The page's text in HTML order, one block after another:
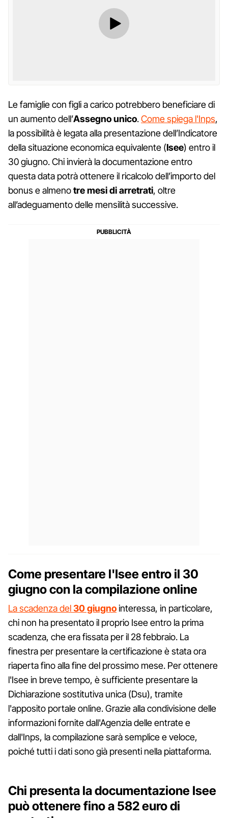
Le famiglie con figli a carico potrebbero beneficiare di
un aumento dell’Assegno unico.Come spiega l'Inps,
la possibilità è legata alla presentazione dell’Indicatore
della situazione economica equivalente (Isee) entro il
30 giugno. Chi invierà la documentazione entro
questa data potrà ottenere il ricalcolo dell’importo del
bonus e almenotre mesi di arretrati, oltre
all’adeguamento delle mensilità successive.
Come presentare l'Isee entro il 30
giugno con la compilazione online
La scadenza del30 giugnointeressa, in particolare,
chi non ha presentato il proprio Isee entro la prima
scadenza, che era fissata per il 28 febbraio. La
finestra per presentare la certificazione è stata ora
riaperta fino alla fine del prossimo mese. Per ottenere
l'Isee in breve tempo, è sufficiente presentare la
Dichiarazione sostitutiva unica (Dsu), tramite
l'apposito portale online. Grazie alla condivisione delle
informazioni fornite dall'Agenzia delle entrate e
dall'Inps, la compilazione sarà semplice e veloce,
poiché tutti i dati sono già presenti nella piattaforma.
Chi presenta la documentazione Isee
può ottenere fino a 582 euro di